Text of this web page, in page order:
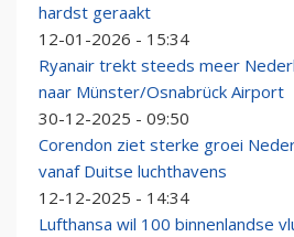
hardst geraakt
12-01-2026 - 15:34
Ryanair trekt steeds meer
naar Münster/Osnabrück Airport
30-12-2025 - 09:50
Corendon ziet sterke groei
vanaf Duitse luchthavens
12-12-2025 - 14:34
Lufthansa wil 100 binnenlandse